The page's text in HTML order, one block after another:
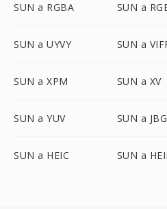
SUN a RGBA SUN a
SUN a UYVY SUN a
SUN a XPM SUN a XV
SUN a YUV SUN a JBG
SUN a HEIC SUN a